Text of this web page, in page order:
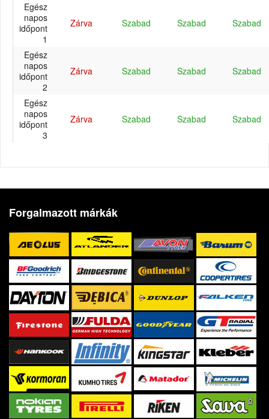
Egész
napos
időpont
1
Zárva Szabad Szabad Szabad
Egész
napos
időpont
2
Zárva Szabad Szabad Szabad
Egész
napos
időpont
3
Zárva Szabad Szabad Szabad
Forgalmazott márkák